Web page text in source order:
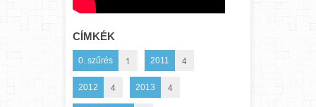
CÍMKÉK
0. szűrés 1 2011 4
2012 4 2013 4